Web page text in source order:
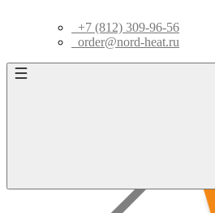
+7 (812) 309-96-56
order@nord-heat.ru